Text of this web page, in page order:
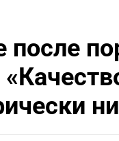
после